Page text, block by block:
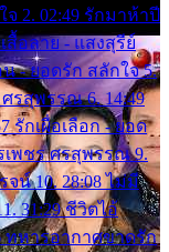
2. 02:49 รักมาห้าปี
สื้อลาย - แสงสุรีย์
- ยอดรัก สลักใจ 5.
รสุพรรณ 6. 14:49
รักเผื่อเลือก - ยอด
เพชร ศรสุพรรณ 9.
น์ 10. 28:08 ไม่มี
31:29 ชีวิตไอ้
ทหารอากาศขาดรัก